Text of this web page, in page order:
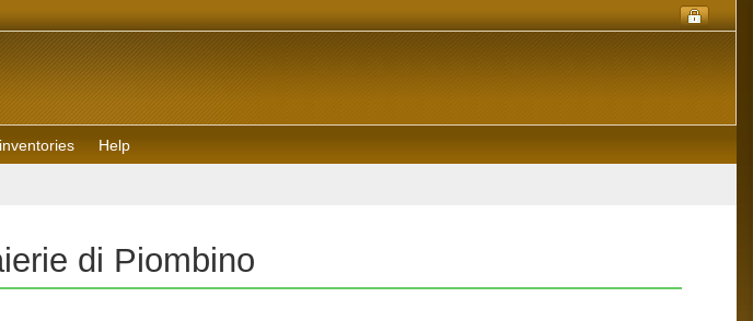
Help
di Piombino